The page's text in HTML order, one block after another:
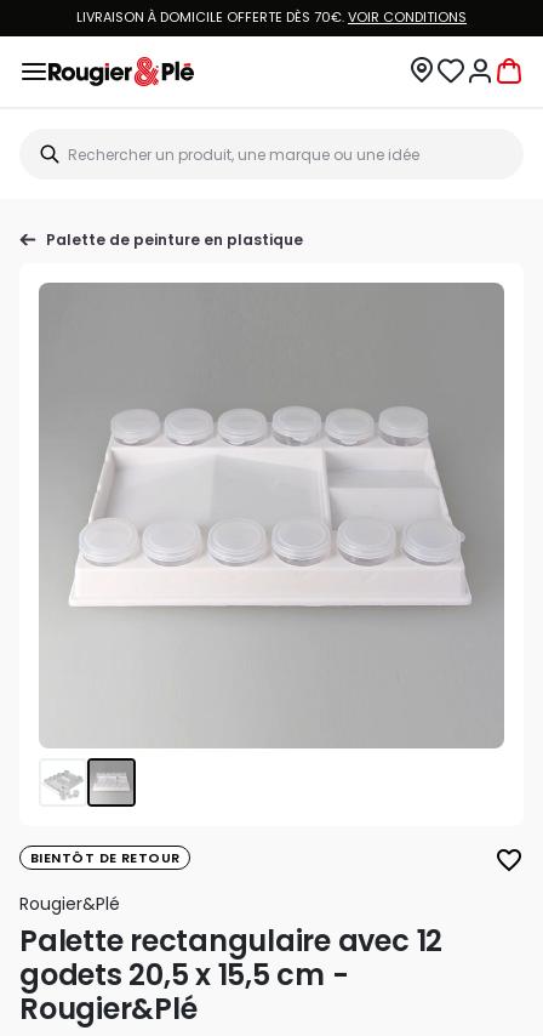
LIVRAISON À DOMICILE OFFERTE DÈS 70€.VOIR CONDITIONS
Palette de peinture en plastique
BIENTÔT DE RETOUR favorite_border
Rougier&plé
Palette rectangulaire avec 12
godets 20,5 x 15,5 cm -
Rougier&Plé